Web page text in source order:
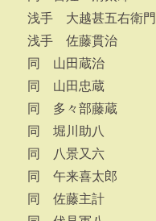
浅手 大越甚五右衛門
浅手 佐藤貫治
同 山田蔵治
同 山田忠蔵
同 多々部藤蔵
同 堀川助八
同 八景又六
同 午来喜太郎
同 佐藤主計